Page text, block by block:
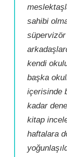
sahibi
kendi
başka
içerisinde
kadar
kitap
haftalara